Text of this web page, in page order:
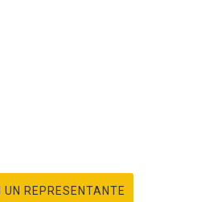
REPRESENTANTE